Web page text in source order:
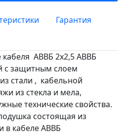
Гарантия
кабеля АВВБ 2х2,5 АВВБ
с защитным слоем
стали , кабельной
из стекла и мела,
технические свойства.
состоящая из
в кабеле АВВБ